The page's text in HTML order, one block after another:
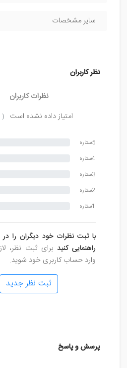
سایر مشخصات
نظر کاربران
نظرات کاربران
امتیاز داده نشده است
(
5ستاره
4ستاره
3ستاره
2ستاره
1ستاره
با ثبت نظرات خود دیگران را در
راهنمایی کنید برای ثبت نظر،
وارد حساب کاربری خود شوید.
ثبت نظر جدید
پرسش و پاسخ